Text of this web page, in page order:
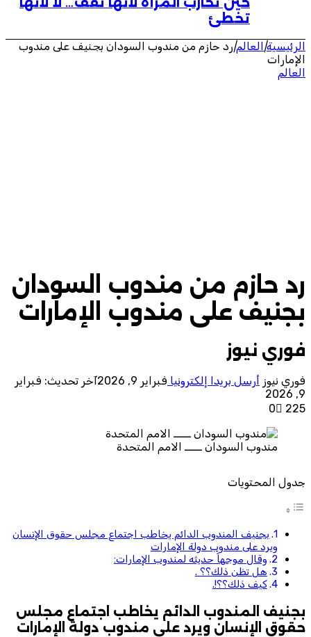
تخطئ
الرئيسية| العالم|رد حازم من مندوب السودان بجنيف على مندوب
الإمارات
العالم
رد حازم من مندوب السودان
بجنيف على مندوب الإمارات
فوري نيوز
فوري نيوز أرسل بريدا إلكترونيا فبراير 9, 2026
آخر تحديث: فبراير
9, 2026
0
225
مندوب السودان ـــــ الامم المتحدة
جدول المحتويات
بجنيف المندوب الدائم يخاطب اجتماع مجلس حقوق الإنسان
ويرد على مندوب دولة الإمارات
وقال موجهاً حديثه لمندوب الإمارات:
هل تظن ذلك؟؟ .
كيف ذلك؟؟!.
بجنيف المندوب الدائم يخاطب اجتماع مجلس
حقوق الإنسان ويرد على مندوب دولة الإمارات